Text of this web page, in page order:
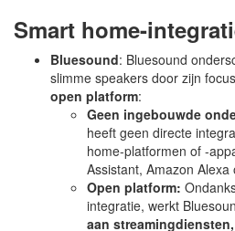
Smart home-
Bluesound: Bluesound
slimme speakers door zijn
open platform:
Geen ingebouwde
heeft geen directe
home-platformen of -
Assistant, Amazon Alexa
Open platform:
integratie, werkt
aan